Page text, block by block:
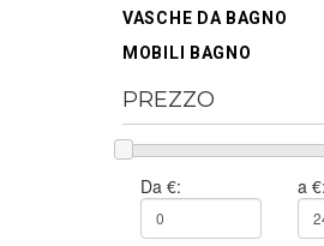
VASCHE DA BAGNO
MOBILI BAGNO
PREZZO
Da €: a €: